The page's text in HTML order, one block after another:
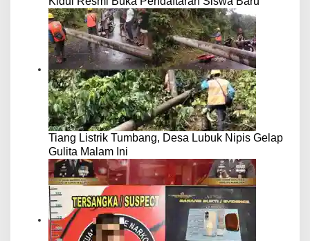
Tiang Listrik Tumbang, Desa Lubuk Nipis Gelap
Gulita Malam Ini